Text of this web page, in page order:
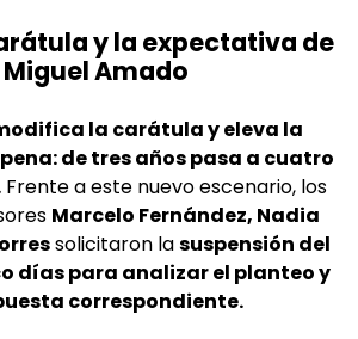
y la expectativa de
Amado
la carátula y eleva la
de tres años pasa a cuatro
Frente a este nuevo escenario, los
Marcelo Fernández, Nadia
solicitaron lasuspensión del
días para analizar el planteo y
correspondiente.